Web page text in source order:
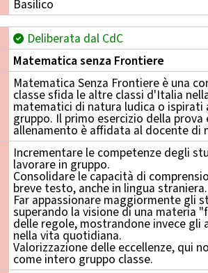
Basilico
Deliberata dal CdC
Matematica senza Frontiere
Matematica Senza Frontiere è una
classe sfida le altre classi d'Italia
matematici di natura ludica o ispirati
gruppo. Il primo esercizio della
allenamento è affidata al docente di
Incrementare le competenze degli
lavorare in gruppo.
Consolidare le capacità di
breve testo, anche in lingua straniera.
Far appassionare maggiormente gli
superando la visione di una materia
delle regole, mostrandone invece
nella vita quotidiana.
Valorizzazione delle eccellenze, qui
come intero gruppo classe.